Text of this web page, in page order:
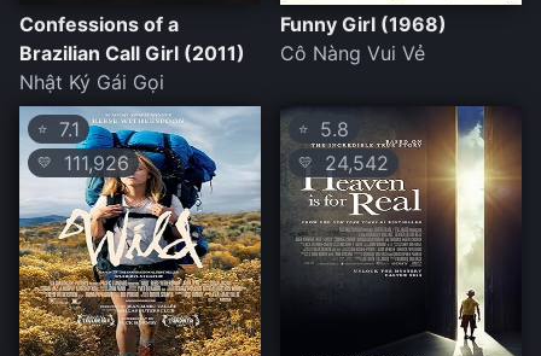
Confessions of a
Brazilian Call Girl (2011)
Nhật Ký Gái Gọi
Funny Girl (1968)
Cô Nàng Vui Vẻ
⭐ 7.1
💛 111,926
⭐ 5.8
💛 24,542